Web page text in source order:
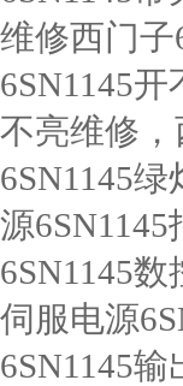
维修西门子
6SN1145
不亮维修
6SN1145
源
6SN1145
伺服电源
6SN1145